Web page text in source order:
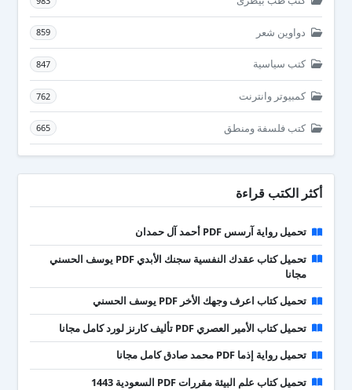
دواوين شعر 859
كتب سياسية 847
كمبيوتر وانترنت 762
كتب فلسفة ومنطق 665
أكثر الكتب قراءة
تحميل رواية آرسس PDF أحمد آل حمدان
تحميل كتاب عقدك النفسية سجنك الأبدي PDF يوسف الحسني
مجانا
تحميل كتاب اعرف وجهك الأخر PDF يوسف الحسني
تحميل كتاب الأمير العصري PDF تأليف كارنز لورد كامل مجانا
تحميل رواية إذما PDF محمد صادق كامل مجانا
تحميل كتاب علم البيئة مقررات PDF السعودية 1443